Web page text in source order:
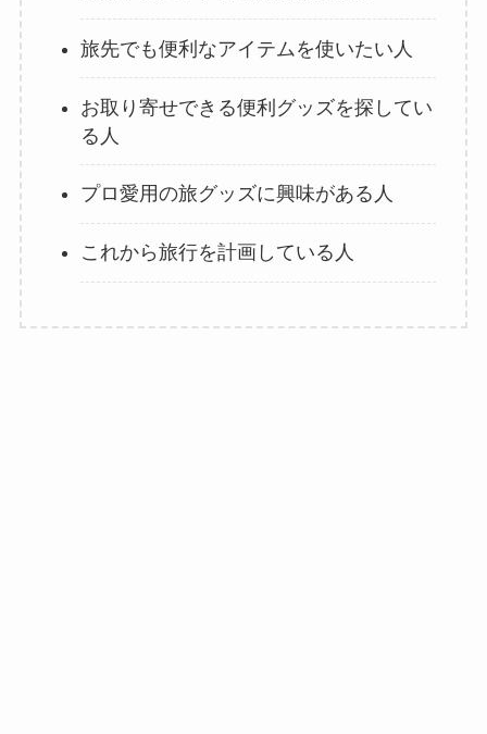
旅先でも便利なアイテムを使いたい人
お取り寄せできる便利グッズを探してい
る人
プロ愛用の旅グッズに興味がある人
これから旅行を計画している人